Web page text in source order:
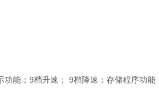
；9档升速； 9档降速；存储程序功能